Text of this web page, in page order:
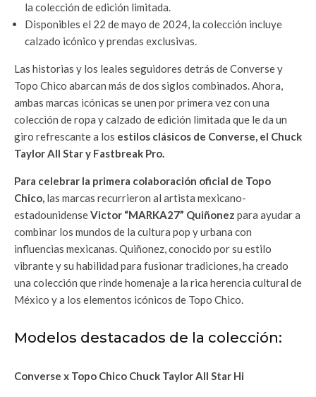
la colección de edición limitada.
Disponibles el 22 de mayo de 2024, la colección incluye
calzado icónico y prendas exclusivas.
Las historias y los leales seguidores detrás de Converse y
Topo Chico abarcan más de dos siglos combinados. Ahora,
ambas marcas icónicas se unen por primera vez con una
colección de ropa y calzado de edición limitada que le da un
giro refrescante a los estilos clásicos de Converse, el Chuck
Taylor All Star y Fastbreak Pro.
Para celebrar la primera colaboración oficial de Topo
Chico, las marcas recurrieron al artista mexicano-
estadounidenseVictor “MARKA27” Quiñonez para ayudar a
combinar los mundos de la cultura pop y urbana con
influencias mexicanas. Quiñonez, conocido por su estilo
vibrante y su habilidad para fusionar tradiciones, ha creado
una colección que rinde homenaje a la rica herencia cultural de
México y a los elementos icónicos de Topo Chico.
Modelos destacados de la colección:
Converse x Topo Chico Chuck Taylor All Star Hi